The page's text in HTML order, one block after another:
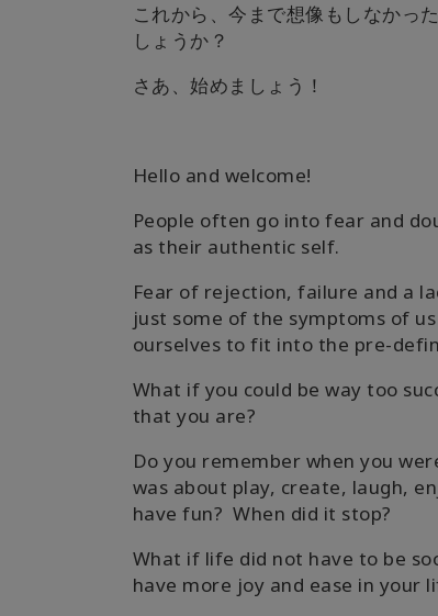
これから、今まで想像もしなかっ
しょうか？
さあ、始めましょう！
Hello and welcome!
People often go into fear and
as their authentic self.
Fear of rejection, failure and a
just some of the symptoms of
ourselves to fit into the pre-
What if you could be way too
that you are?
Do you remember when you
was about play, create, laugh,
have fun? When did it stop?
What if life did not have to be
have more joy and ease in your